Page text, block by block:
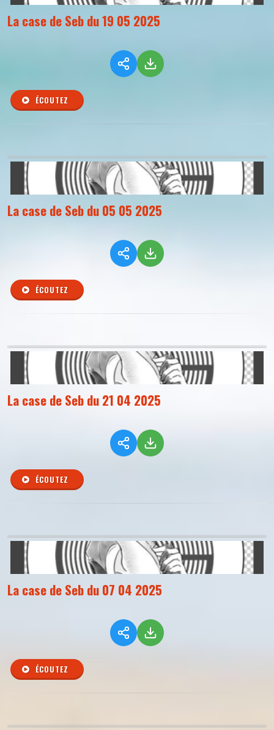
La case de Seb du 19 05 2025
ÉCOUTEZ
La case de Seb du 05 05 2025
ÉCOUTEZ
La case de Seb du 21 04 2025
ÉCOUTEZ
La case de Seb du 07 04 2025
ÉCOUTEZ